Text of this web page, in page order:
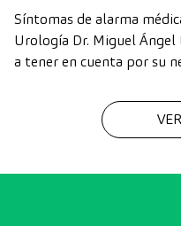
Síntomas de alarma
Urología Dr. Miguel
a tener en cuenta por su
miccional aguda
Dolor lumbar por